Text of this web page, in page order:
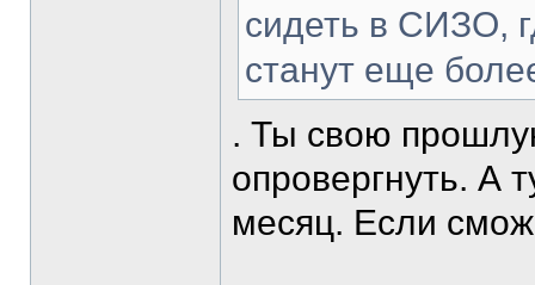
сидеть в СИЗО,
станут еще
. Ты свою
опровергнуть. А
месяц. Если